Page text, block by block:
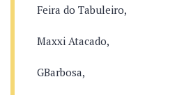
Feira do Tabuleiro,
Maxxi Atacado,
GBarbosa,